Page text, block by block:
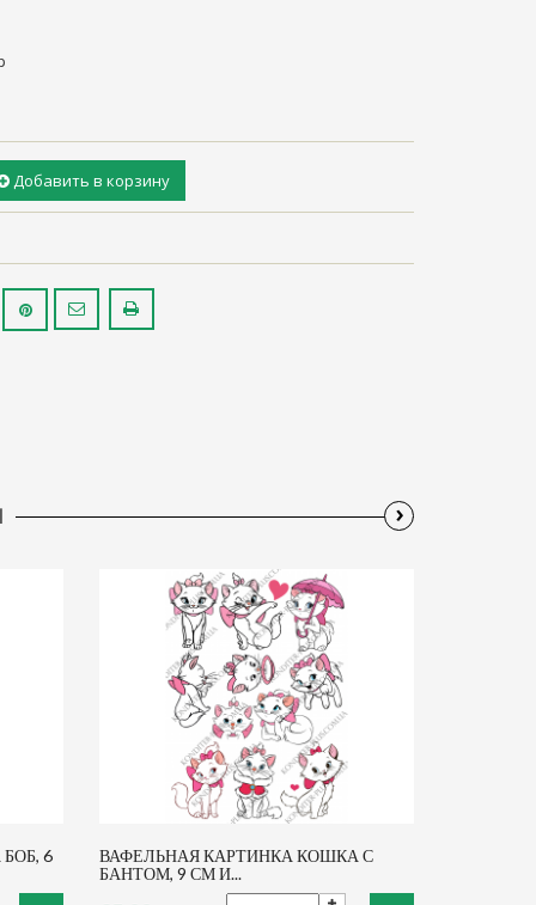
Добавить в корзину
›
6
ВАФЕЛЬНАЯ КАРТИНКА КОШКА С
БАНТОМ, 9 СМ И...